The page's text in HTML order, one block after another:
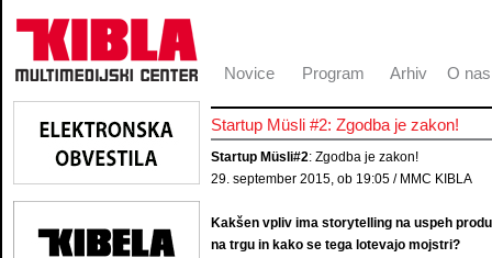
Novice Program Arhiv O nas
Startup Müsli #2: Zgodba je zakon!
Startup Müsli#2: Zgodba je zakon!
29. september 2015, ob 19:05 / MMC KIBLA
Kakšen vpliv ima storytelling na uspeh
na trgu in kako se tega lotevajo mojstri?